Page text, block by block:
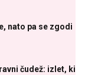
nato pa se zgodi
čudež: izlet, ki